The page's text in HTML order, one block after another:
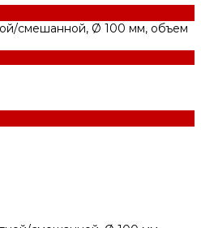
смешанной, Ø 100 мм, объем